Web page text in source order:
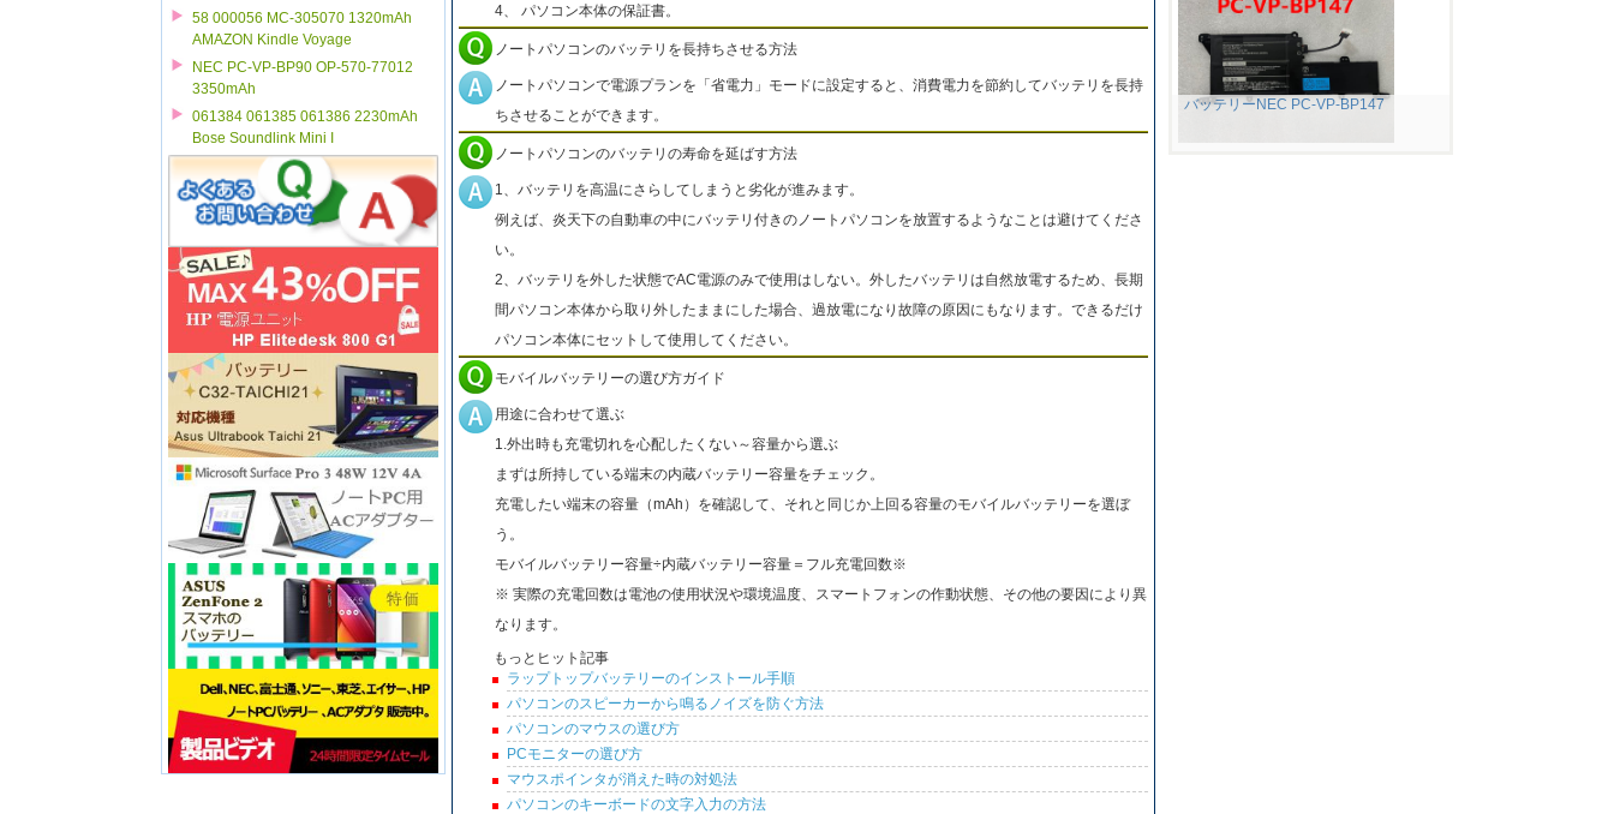
58 000056 MC-305070 1320mAh
AMAZON Kindle Voyage
NEC PC-VP-BP90 OP-570-77012
3350mAh
061384 061385 061386 2230mAh
Bose Soundlink Mini I
4、 パソコン本体の保証書。
ノートパソコンのバッテリを長持ちさせる方法
ノートパソコンで電源プランを「省電力」モードに設定すると、消費電力を節約してバッテリを長持
ちさせることができます。
ノートパソコンのバッテリの寿命を延ばす方法
1、バッテリを高温にさらしてしまうと劣化が進みます。
例えば、炎天下の自動車の中にバッテリ付きのノートパソコンを放置するようなことは避けてくださ
い。
2、バッテリを外した状態でAC電源のみで使用はしない。外したバッテリは自然放電するため、長期
間パソコン本体から取り外したままにした場合、過放電になり故障の原因にもなります。できるだけ
パソコン本体にセットして使用してください。
モバイルバッテリーの選び方ガイド
用途に合わせて選ぶ
1.外出時も充電切れを心配したくない～容量から選ぶ
まずは所持している端末の内蔵バッテリー容量をチェック。
充電したい端末の容量（mAh）を確認して、それと同じか上回る容量のモバイルバッテリーを選ぼ
う。
モバイルバッテリー容量÷内蔵バッテリー容量＝フル充電回数※
※ 実際の充電回数は電池の使用状況や環境温度、スマートフォンの作動状態、その他の要因により異
なります。
もっとヒット記事
ラップトップバッテリーのインストール手順
パソコンのスピーカーから鳴るノイズを防ぐ方法
パソコンのマウスの選び方
PCモニターの選び方
マウスポインタが消えた時の対処法
パソコンのキーボードの文字入力の方法
バッテリーNEC PC-VP-BP147